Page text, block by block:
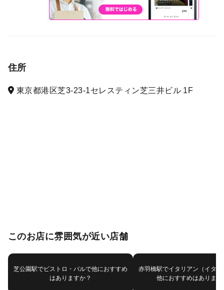
住所
東京都港区芝3-23-1セレスティン芝三井ビル 1F
このお店に雰囲気が近い店舗
芝公園駅でビストロ・バルで他におすすめ
はありますか？
赤羽橋駅でイタリアン（イタ
他におすすめはあります